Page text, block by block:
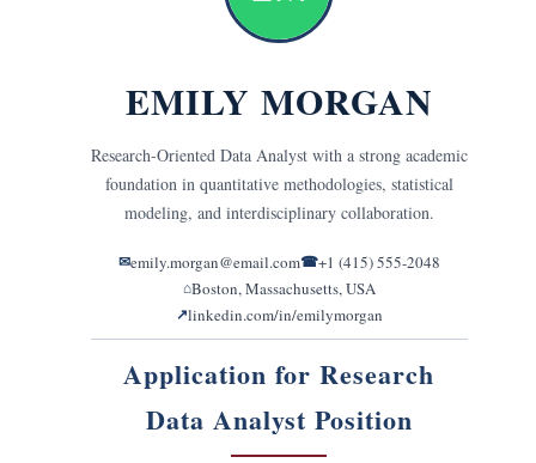
STIL OG FORMATERING
Selvsikker Entusiastisk Formel
Samtalepræget
Overbevisende
Motiverende
Korporativ Moderne
Minimalistisk
Varm Høflig Oprigtig
Ambitiøs
Resultatorienteret
Ledelsesorienteret
Teknisk
Startup Rådgivende
Storytelling